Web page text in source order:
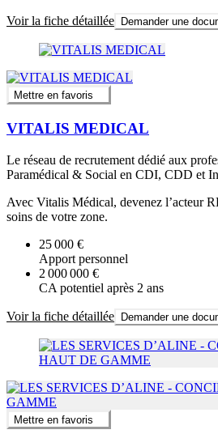
Voir la fiche détaillée Demander une
Mettre en favoris
VITALIS MEDICAL
Le réseau de recrutement dédié aux
Paramédical & Social en CDI, CDD et
Avec Vitalis Médical, devenez l’acteur
soins de votre zone.
25 000 €
Apport personnel
2 000 000 €
CA potentiel après 2 ans
Voir la fiche détaillée Demander une
Mettre en favoris